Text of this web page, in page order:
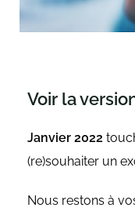
Voir la
Janvier 2022
(re)souhaiter un
Nous restons à